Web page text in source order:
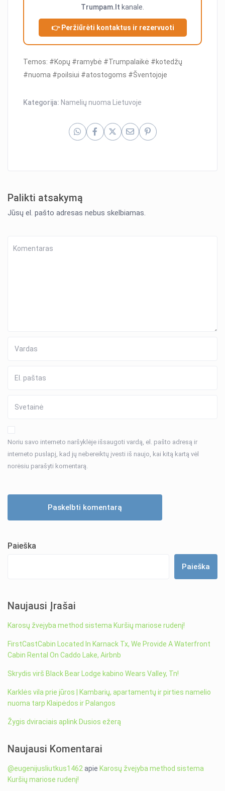
Trumpam.lt kanale.
👉 Peržiūrėti kontaktus ir rezervuoti
Temos: #Kopų #ramybė #Trumpalaikė #kotedžų
#nuoma #poilsiui #atostogoms #Šventojoje
Kategorija: Namelių nuoma Lietuvoje
Palikti atsakymą
Jūsų el. pašto adresas nebus skelbiamas.
Noriu savo interneto naršyklėje išsaugoti vardą, el. pašto adresą ir
interneto puslapį, kad jų nebereiktų įvesti iš naujo, kai kitą kartą vėl
norėsiu parašyti komentarą.
Paieška
Paieška
Naujausi Įrašai
Karosų žvejyba method sistema Kuršių mariose rudenį!
FirstCastCabin Located In Karnack Tx, We Provide A Waterfront
Cabin Rental On Caddo Lake, Airbnb
Skrydis virš Black Bear Lodge kabino Wears Valley, Tn!
Karklės vila prie jūros | Kambarių, apartamentų ir pirties namelio
nuoma tarp Klaipėdos ir Palangos
Žygis dviraciais aplink Dusios ežerą
Naujausi Komentarai
@eugenijusliutkus1462 apie Karosų žvejyba method sistema
Kuršių mariose rudenį!